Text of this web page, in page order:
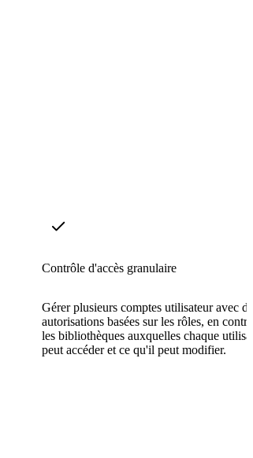
Contrôle d'accès granulaire
Gérer plusieurs comptes utilisateur avec
autorisations basées sur les rôles, en
les bibliothèques auxquelles chaque
peut accéder et ce qu'il peut modifier.